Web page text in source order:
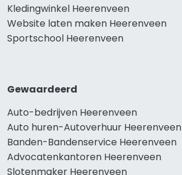
Kledingwinkel Heerenveen
Website laten maken Heerenveen
Sportschool Heerenveen
Gewaardeerd
Auto-bedrijven Heerenveen
Auto huren-Autoverhuur Heerenveen
Banden-Bandenservice Heerenveen
Advocatenkantoren Heerenveen
Slotenmaker Heerenveen